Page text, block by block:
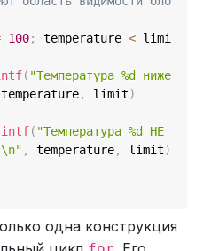
100; temperature < limi
( "Температура %d ниже
temperature, limit)
( "Температура %d НЕ
, temperature, limit)
одна конструкция